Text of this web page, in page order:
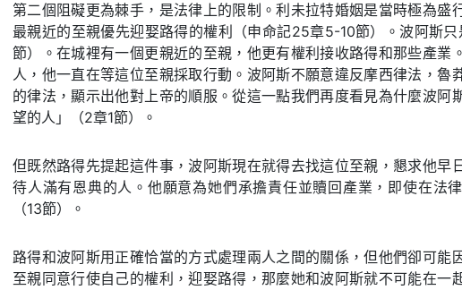
第二個阻礙更為棘手，是法律上的限制。利未拉特婚姻是當時極為盛
最親近的至親優先迎娶路得的權利（申命記25章5-10節）。波阿斯
節）。在城裡有一個更親近的至親，他更有權利接收路得和那些產業
人，他一直在等這位至親採取行動。波阿斯不願意違反摩西律法，魯
的律法，顯示出他對上帝的順服。從這一點我們再度看見為什麼波阿
望的人」（2章1節）。
但既然路得先提起這件事，波阿斯現在就得去找這位至親，懇求他早
待人滿有恩典的人。他願意為她們承擔責任並贖回產業，即使在法
（13節）。
路得和波阿斯用正確恰當的方式處理兩人之間的關係，但他們卻可能
至親同意行使自己的權利，迎娶路得，那麼她和波阿斯就不可能在一